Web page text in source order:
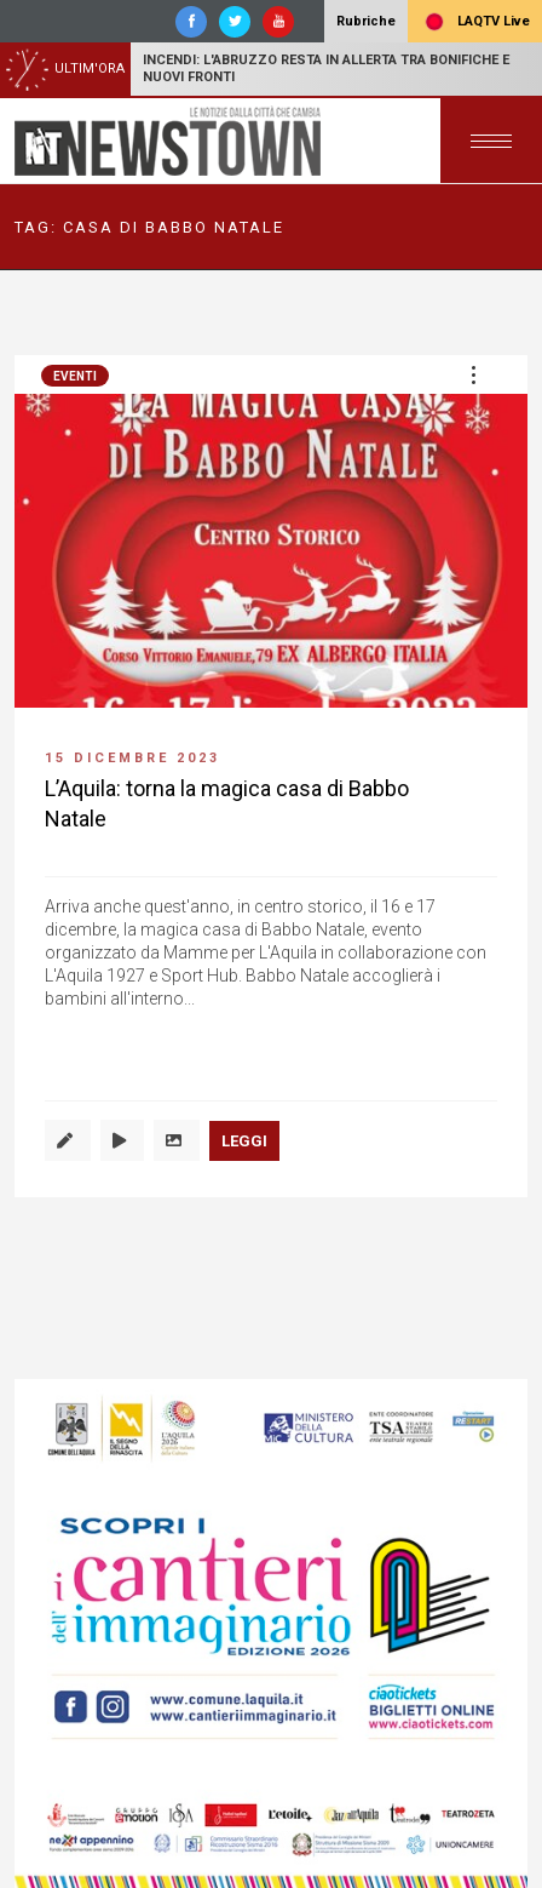
Rubriche LAQTV Live
ULTIM'ORA
INCENDI: L'ABRUZZO RESTA IN ALLERTA TRA BONIFICHE E
NUOVI FRONTI
TAG: CASA DI BABBO NATALE
EVENTI
15 DICEMBRE 2023
L’Aquila: torna la magica casa di Babbo
Natale
Arriva anche quest'anno, in centro storico, il 16 e 17
dicembre, la magica casa di Babbo Natale, evento
organizzato da Mamme per L'Aquila in collaborazione con
L'Aquila 1927 e Sport Hub. Babbo Natale accoglierà i
bambini all'interno...
LEGGI